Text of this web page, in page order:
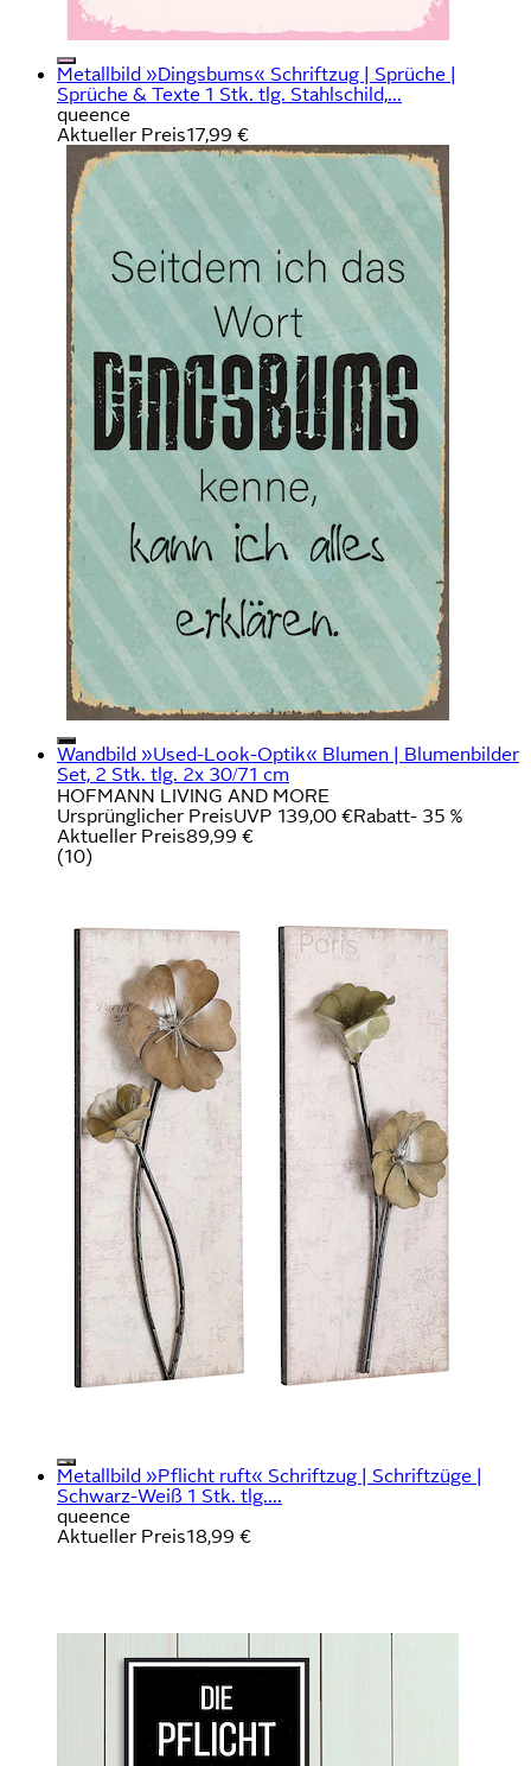
Metallbild »Dingsbums« Schriftzug | Sprüche |
Sprüche & Texte 1 Stk. tlg. Stahlschild,...
queence
Aktueller Preis17,99 €
Wandbild »Used-Look-Optik« Blumen | Blumenbilder
Set, 2 Stk. tlg. 2x 30/71 cm
HOFMANN LIVING AND MORE
Ursprünglicher PreisUVP 139,00 €Rabatt- 35 %
Aktueller Preis89,99 €
(10)
Metallbild »Pflicht ruft« Schriftzug | Schriftzüge |
Schwarz-Weiß 1 Stk. tlg....
queence
Aktueller Preis18,99 €